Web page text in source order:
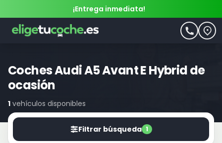
¡Entrega inmediata!
Coches Audi A5 Avant E Hybrid de
ocasión
1 vehículos disponibles
Filtrar búsqueda 1